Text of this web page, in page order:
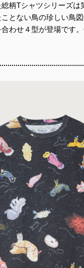
総柄Tシャツシリーズ
とない鳥の珍しい鳥
わせ４型が登場です